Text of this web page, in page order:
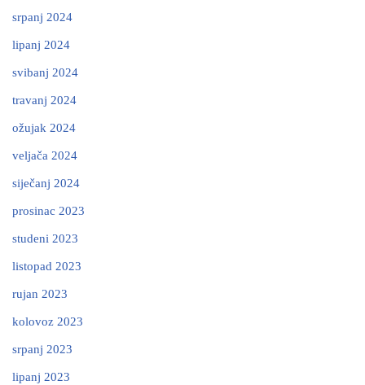
srpanj 2024
lipanj 2024
svibanj 2024
travanj 2024
ožujak 2024
veljača 2024
siječanj 2024
prosinac 2023
studeni 2023
listopad 2023
rujan 2023
kolovoz 2023
srpanj 2023
lipanj 2023